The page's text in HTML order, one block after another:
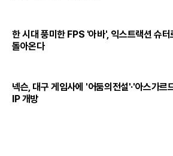
한 시대 풍미한 FPS '아바', 익스트랙션 슈터
돌아온다
넥슨, 대구 게임사에 '어둠의전설'·'아스가르
IP 개방